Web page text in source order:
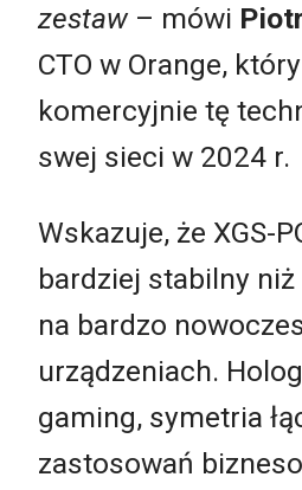
zestaw– mówi
CTO w Orange,
komercyjnie tę
swej sieci w 2024 r.
Wskazuje, że XGS-
bardziej stabilny niż
na bardzo
urządzeniach.
gaming, symetria
zastosowań